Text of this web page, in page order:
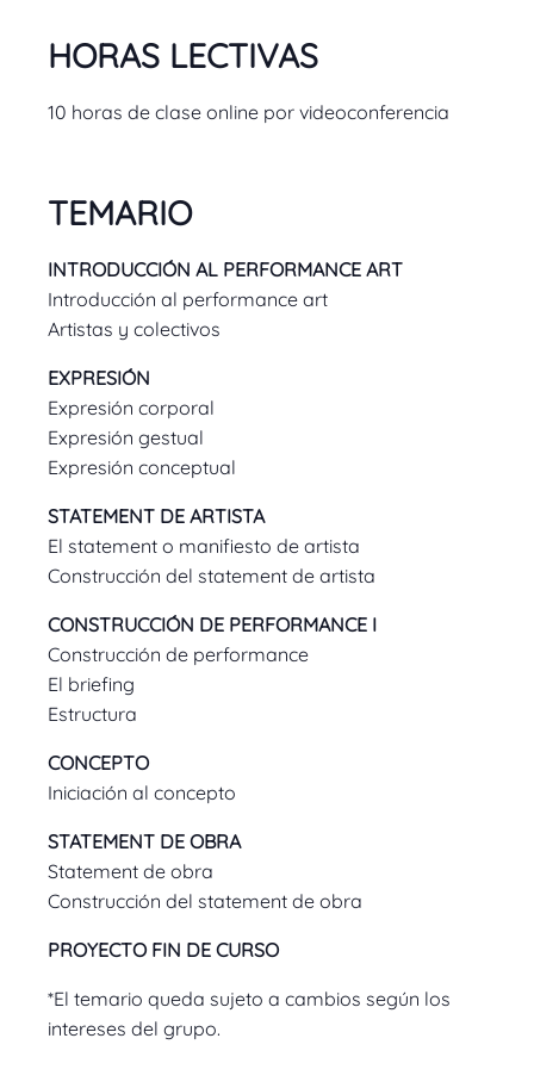
HORAS LECTIVAS
10 horas de clase online por videoconferencia
TEMARIO
INTRODUCCIÓN AL PERFORMANCE ART
Introducción al performance art
Artistas y colectivos
EXPRESIÓN
Expresión corporal
Expresión gestual
Expresión conceptual
STATEMENT DE ARTISTA
El statement o manifiesto de artista
Construcción del statement de artista
CONSTRUCCIÓN DE PERFORMANCE I
Construcción de performance
El briefing
Estructura
CONCEPTO
Iniciación al concepto
STATEMENT DE OBRA
Statement de obra
Construcción del statement de obra
PROYECTO FIN DE CURSO
*El temario queda sujeto a cambios según los
intereses del grupo.